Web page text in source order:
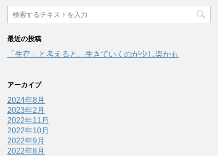
最近の投稿
「生存」と考えると、生きていくのが少し楽かも
アーカイブ
2024年8月
2023年2月
2022年11月
2022年10月
2022年9月
2022年8月